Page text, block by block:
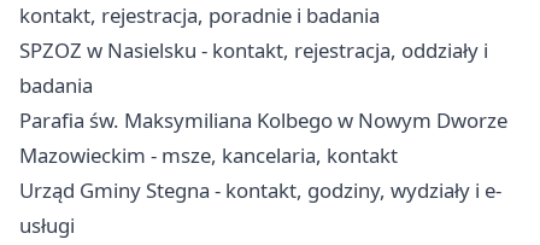
kontakt, rejestracja, poradnie i badania
SPZOZ w Nasielsku - kontakt, rejestracja, oddziały i
badania
Parafia św. Maksymiliana Kolbego w Nowym Dworze
Mazowieckim - msze, kancelaria, kontakt
Urząd Gminy Stegna - kontakt, godziny, wydziały i e-
usługi